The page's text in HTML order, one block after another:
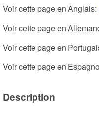
Voir cette page en Anglais:
Voir cette page en
Voir cette page en
Voir cette page en
Description